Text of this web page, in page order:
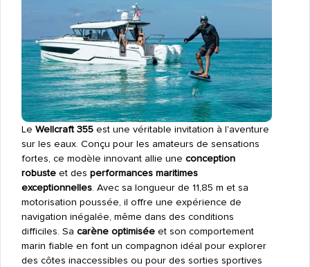
Le Wellcraft 355est une véritable invitation à l'aventure
sur les eaux. Conçu pour les amateurs de sensations
fortes, ce modèle innovant allie une conception
robusteet des performances maritimes
exceptionnelles. Avec sa longueur de 11,85 m et sa
motorisation poussée, il offre une expérience de
navigation inégalée, même dans des conditions
difficiles. Sa carène optimiséeet son comportement
marin fiable en font un compagnon idéal pour explorer
des côtes inaccessibles ou pour des sorties sportives